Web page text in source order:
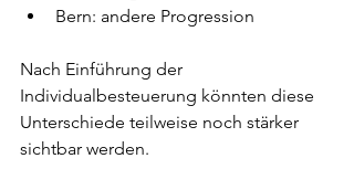
Bern: andere Progression
Nach Einführung der
Individualbesteuerung könnten diese
Unterschiede teilweise noch stärker
sichtbar werden.